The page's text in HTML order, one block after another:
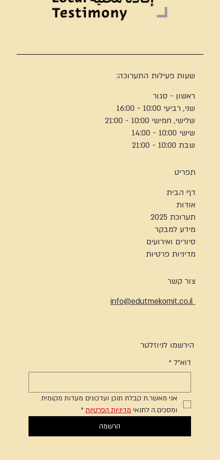
שעות פעילות התערוכה:
ראשון - סגור
שני, רביעי 10:00 - 16:00
שלישי, חמישי 10:00 - 21:00
שישי 10:00 - 14:00
שבת 10:00 - 21:00
תפריט
דף הבית
אודות
תערוכת 2025
מידע למבקר
סיורים ואירועים
מדיניות פרטיות
צור קשר
info@edutmekomit.co.il
הירשמו לניוזלטר
דוא"ל *
אני מאשר.ת קבלת תוכן ועדכונים מעדות מקומית
ומסכים.ה לתנאי מדיניות הפרטיות *
הרשמה